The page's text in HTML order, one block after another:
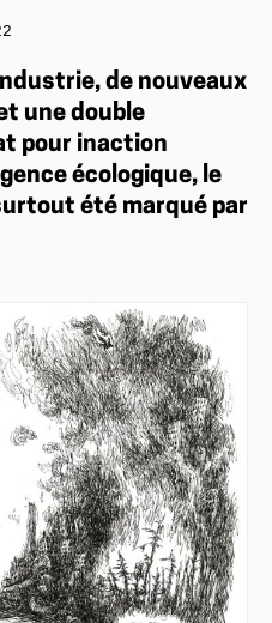
de nouveaux
une double
pour inaction
écologique, le
été marqué par